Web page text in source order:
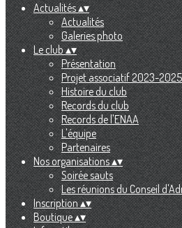
Actualités▴▾
Actualités
Galeries photo
Le club▴▾
Présentation
Projet associatif 2023-2025
Histoire du club
Records du club
Records de l'ENAA
L'équipe
Partenaires
Nos organisations▴▾
Soirée sauts
Les réunions du Conseil
Inscription▴▾
Boutique▴▾